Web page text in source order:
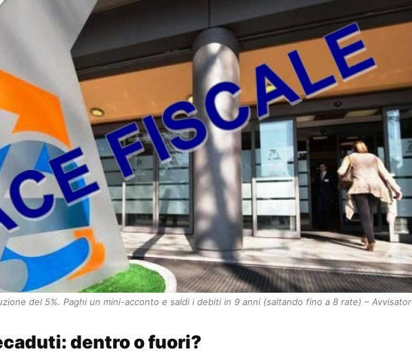
del 5%. Paghi un mini-acconto e saldi i debiti in 9 anni (saltando fino a 8 rate) –
dentro o fuori?